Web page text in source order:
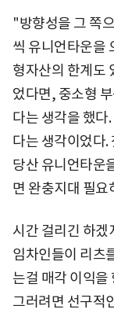
"방향성을 그 쪽
씩 유니언타운을
형자산의 한계도
었다면, 중소형
다는 생각을 했다
다는 생각이었다.
당산 유니언타운
면 완충지대 필요
시간 걸리긴 하겠
임차인들이 리츠
는걸 매각 이익을
그러려면 선구적